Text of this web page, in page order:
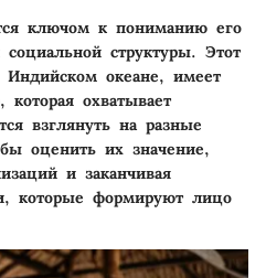
ключом к пониманию его
структуры. Этот
океане, имеет
охватывает
взглянуть на разные
оценить их значение,
и заканчивая
которые формируют лицо